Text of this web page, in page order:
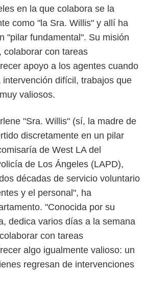
en la que colabora se la
como "la Sra. Willis" y allí ha
"pilar fundamental". Su misión
colaborar con tareas
apoyo a los agentes cuando
intervención difícil, trabajos que
valiosos.
"Sra. Willis" (sí, la madre de
discretamente en un pilar
de West LA del
de Los Ángeles (LAPD),
décadas de servicio voluntario
y el personal", ha
"Conocida por su
dedica varios días a la semana
con tareas
algo igualmente valioso: un
regresan de intervenciones